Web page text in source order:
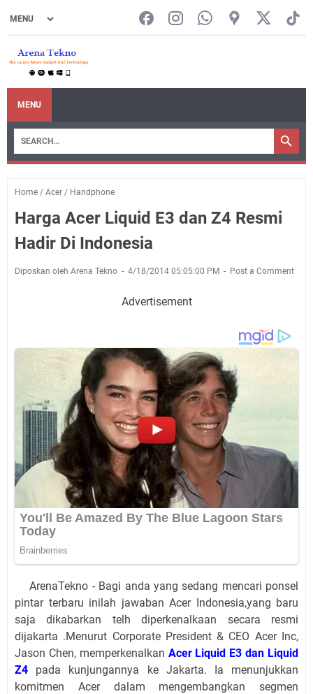
MENU
Home / Acer / Handphone
Harga Acer Liquid E3 dan Z4 Resmi
Hadir Di Indonesia
Diposkan oleh Arena Tekno 4/18/2014 05:05:00 PM Post a Comment
Advertisement
ArenaTekno - Bagi anda yang sedang mencari ponsel
pintar terbaru inilah jawaban Acer Indonesia,yang baru
saja dikabarkan telh diperkenalkaan secara resmi
dijakarta .Menurut Corporate President & CEO Acer Inc,
Jason Chen, memperkenalkan Acer Liquid E3 dan Liquid
Z4 pada kunjungannya ke Jakarta. Ia menunjukkan
komitmen Acer dalam mengembangkan segmen